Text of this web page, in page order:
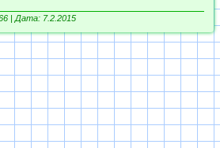
| Дата: 7.2.2015